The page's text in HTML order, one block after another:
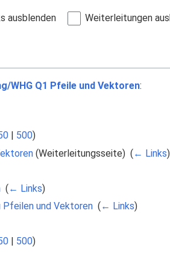
ausblenden Weiterleitungen
WHG Q1 Pfeile und Vektoren:
| 500)
(Weiterleitungsseite) ‎ (← Links)
‎( ← Links)
Pfeilen und Vektoren ‎( ← Links)
500)